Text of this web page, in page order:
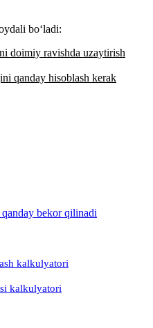
boʻladi:
doimiy ravishda uzaytirish
qanday hisoblash kerak
bekor qilinadi
kalkulyatori
kalkulyatori